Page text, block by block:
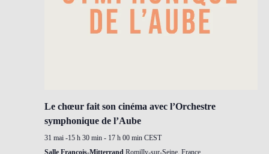
Le chœur fait son cinéma avec l’Orchestre
symphonique de l’Aube
31 mai -15 h 30 min- 17 h 00 min CEST
Salle François-Mitterrand Romilly-sur-Seine, France